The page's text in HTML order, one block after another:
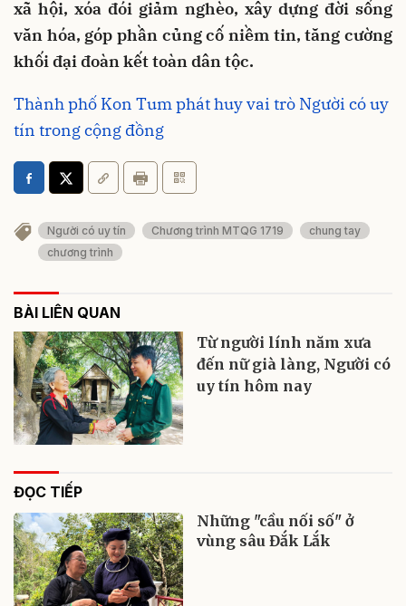
xã hội, xóa đói giảm nghèo, xây dựng đời sống
văn hóa, góp phần củng cố niềm tin, tăng cường
khối đại đoàn kết toàn dân tộc.
Thành phố Kon Tum phát huy vai trò Người có uy
tín trong cộng đồng
Người có uy tín Chương trình MTQG 1719
chung tay
chương trình
BÀI LIÊN QUAN
Từ người lính năm xưa
đến nữ già làng, Người có
uy tín hôm nay
ĐỌC TIẾP
Những "cầu nối số" ở
vùng sâu Đắk Lắk